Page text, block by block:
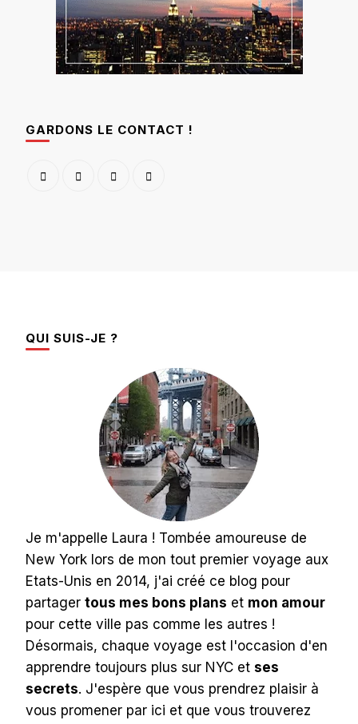
GARDONS LE CONTACT !
QUI SUIS-JE ?
Je m'appelle Laura ! Tombée amoureuse de
New York lors de mon tout premier voyage aux
Etats-Unis en 2014, j'ai créé ce blog pour
partager tous mes bons plans et mon amour
pour cette ville pas comme les autres !
Désormais, chaque voyage est l'occasion d'en
apprendre toujours plus sur NYC et ses
secrets. J'espère que vous prendrez plaisir à
vous promener par ici et que vous trouverez